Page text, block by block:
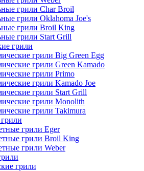
грили Char Broil
грили Oklahoma Joe's
грили Broil King
грили Start Grill
грили
грили Big Green Egg
грили Green Kamado
грили Primo
грили Kamado Joe
грили Start Grill
грили Monolith
грили Takimura
грили Eger
грили Broil King
грили Weber
грили